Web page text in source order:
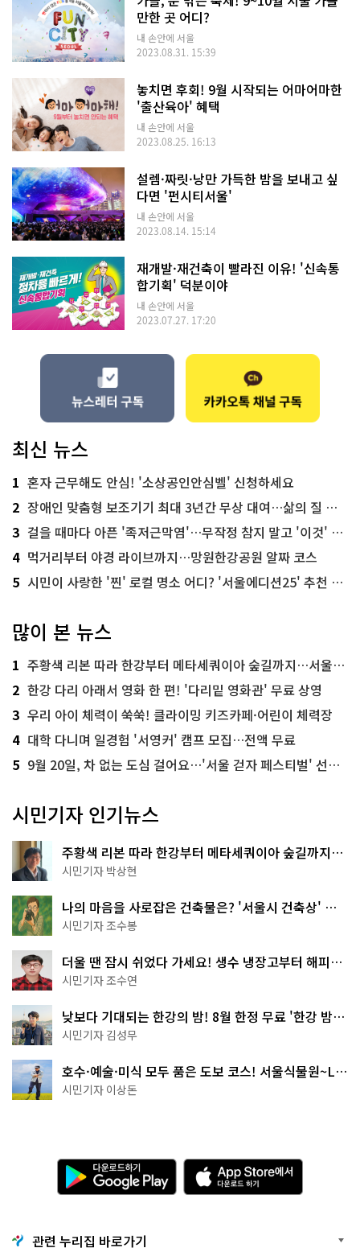
만한 곳 어디?
내 손안에 서울
2023.08.31. 15:39
놓치면 후회! 9월 시작되는 어마어마한
'출산육아' 혜택
내 손안에 서울
2023.08.25. 16:13
설렘·짜릿·낭만 가득한 밤을 보내고 싶
다면 '펀시티서울'
내 손안에 서울
2023.08.14. 15:14
재개발·재건축이 빨라진 이유! '신속통
합기획' 덕분이야
내 손안에 서울
2023.07.27. 17:20
최신 뉴스
1 혼자 근무해도 안심! '소상공인안심벨' 신청하세요
2 장애인 맞춤형 보조기기 최대 3년간 무상 대여…삶의 질 높인다
3 걸을 때마다 아픈 '족저근막염'…무작정 참지 말고 '이것' 해보세요!
4 먹거리부터 야경 라이브까지…망원한강공원 알짜 코스
5 시민이 사랑한 '찐' 로컬 명소 어디? '서울에디션25' 추천 코스
많이 본 뉴스
1 주황색 리본 따라 한강부터 메타세쿼이아 숲길까지…서울둘레길 15코스
2 한강 다리 아래서 영화 한 편! '다리밑 영화관' 무료 상영
3 우리 아이 체력이 쑥쑥! 클라이밍 키즈카페·어린이 체력장
4 대학 다니며 일경험 '서영커' 캠프 모집…전액 무료
5 9월 20일, 차 없는 도심 걸어요…'서울 걷자 페스티벌' 선착순 5천명
시민기자 인기뉴스
주황색 리본 따라 한강부터 메타세쿼이아 숲길까지…
서울둘레길 15코스
시민기자 박상현
나의 마음을 사로잡은 건축물은? '서울시 건축상' 수
상작 공개!
시민기자 조수봉
더울 땐 잠시 쉬었다 가세요! 생수 냉장고부터 해피소
·무더위쉼터까지
시민기자 조수연
낮보다 기대되는 한강의 밤! 8월 한정 무료 '한강 밤
핑' 예약은?
시민기자 김성무
호수·예술·미식 모두 품은 도보 코스! 서울식물원~LG
아트센터~마곡테라스거리
시민기자 이상돈
다
운
로
기
A
p
p
관련 누리집 바로가기